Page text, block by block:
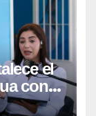
el
con
Mora